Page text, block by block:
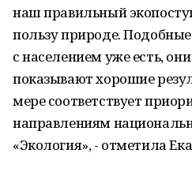
наш правильный
пользу природе.
с населением уже есть,
показывают хорошие
мере соответствует
направлениям
«Экология», - отметила